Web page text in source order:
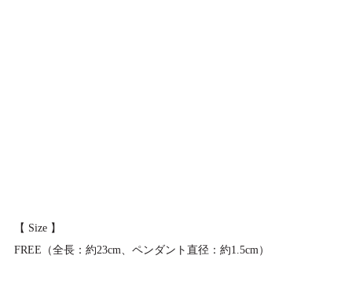
【 Size 】
FREE（全長：約23cm、ペンダント直径：約1.5cm）